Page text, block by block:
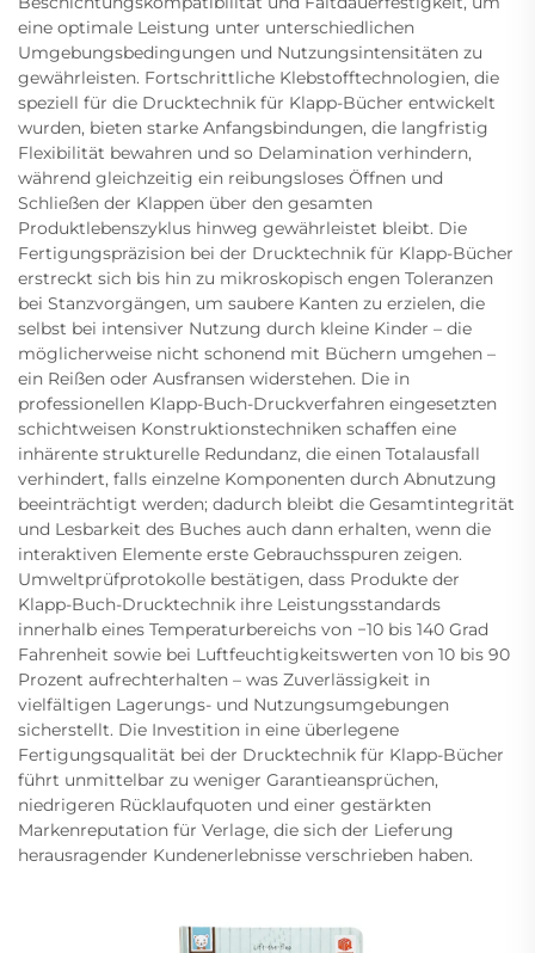
eine optimale Leistung unter unterschiedlichen
Umgebungsbedingungen und Nutzungsintensitäten zu
gewährleisten. Fortschrittliche Klebstofftechnologien, die
speziell für die Drucktechnik für Klapp-Bücher entwickelt
wurden, bieten starke Anfangsbindungen, die langfristig
Flexibilität bewahren und so Delamination verhindern,
während gleichzeitig ein reibungsloses Öffnen und
Schließen der Klappen über den gesamten
Produktlebenszyklus hinweg gewährleistet bleibt. Die
Fertigungspräzision bei der Drucktechnik für Klapp-Bücher
erstreckt sich bis hin zu mikroskopisch engen Toleranzen
bei Stanzvorgängen, um saubere Kanten zu erzielen, die
selbst bei intensiver Nutzung durch kleine Kinder – die
möglicherweise nicht schonend mit Büchern umgehen –
ein Reißen oder Ausfransen widerstehen. Die in
professionellen Klapp-Buch-Druckverfahren eingesetzten
schichtweisen Konstruktionstechniken schaffen eine
inhärente strukturelle Redundanz, die einen Totalausfall
verhindert, falls einzelne Komponenten durch Abnutzung
beeinträchtigt werden; dadurch bleibt die Gesamtintegrität
und Lesbarkeit des Buches auch dann erhalten, wenn die
interaktiven Elemente erste Gebrauchsspuren zeigen.
Umweltprüfprotokolle bestätigen, dass Produkte der
Klapp-Buch-Drucktechnik ihre Leistungsstandards
innerhalb eines Temperaturbereichs von −10 bis 140 Grad
Fahrenheit sowie bei Luftfeuchtigkeitswerten von 10 bis 90
Prozent aufrechterhalten – was Zuverlässigkeit in
vielfältigen Lagerungs- und Nutzungsumgebungen
sicherstellt. Die Investition in eine überlegene
Fertigungsqualität bei der Drucktechnik für Klapp-Bücher
führt unmittelbar zu weniger Garantieansprüchen,
niedrigeren Rücklaufquoten und einer gestärkten
Markenreputation für Verlage, die sich der Lieferung
herausragender Kundenerlebnisse verschrieben haben.